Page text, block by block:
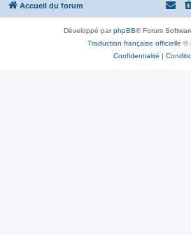
Accueil du forum
Développé parphpBB® Forum
Traduction française officielle ©
Confidentialité |